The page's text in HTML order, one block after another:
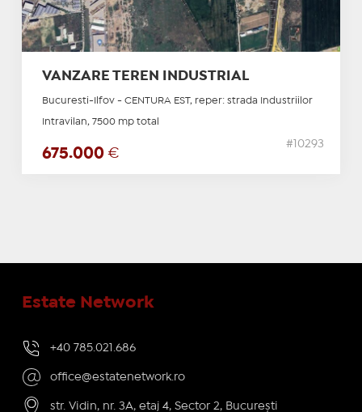
VANZARE TEREN INDUSTRIAL
Bucuresti-Ilfov - CENTURA EST, reper: strada Industriilor
Intravilan, 7500 mp total
675.000 €
#10293
Estate Network
+40 785.021.686
office@estatenetwork.ro
str. Vidin, nr. 3A, etaj 4, Sector 2, București